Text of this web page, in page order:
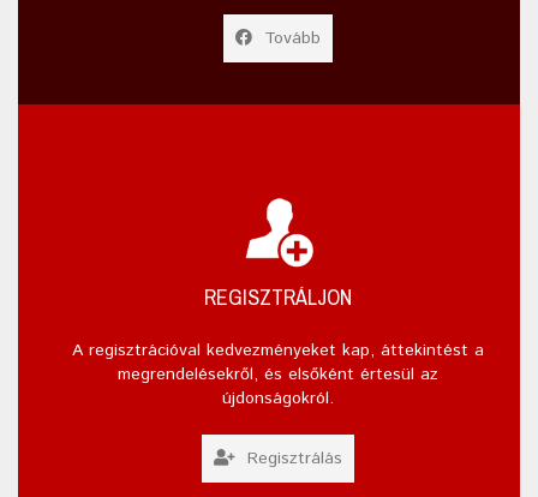
Tovább
REGISZTRÁLJON
A regisztrációval kedvezményeket kap, áttekintést a
megrendelésekről, és elsőként értesül az
újdonságokról.
Regisztrálás